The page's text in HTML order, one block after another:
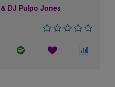
DJ Pulpo Jones